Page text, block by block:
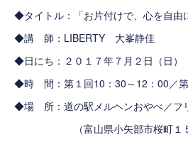
◆タイトル：「お片付けで、心を自由
◆講 師：LIBERTY 大峯静佳
◆日にち：２０１７年７月２日（日）
◆時 間：第１回10：30～12：00／
◆場 所： 道の駅メルヘンおやべ／フ
（富山県小矢部市桜町１５３